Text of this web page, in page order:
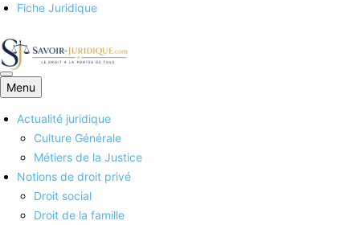
Fiche Juridique
Savoirs juridiques
Menu
Actualité juridique
Culture Générale
Métiers de la Justice
Notions de droit privé
Droit social
Droit de la famille